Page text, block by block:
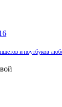
и ноутбуков